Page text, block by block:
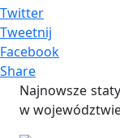
Twitter
Tweetnij
Facebook
Share
Najnowsze
w